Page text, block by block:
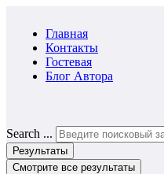
Главная
Контакты
Гостевая
Блог Автора
Search ...
Результаты
Смотрите все результаты